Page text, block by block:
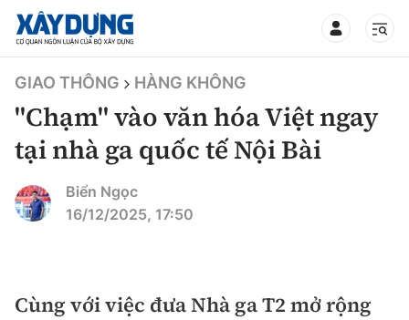
TIN BỘ XÂY DỰNG
CHUYÊN MỤC
Thời sự
GIAO THÔNG HÀNG KHÔNG
"Chạm" vào văn hóa Việt ngay
tại nhà ga quốc tế Nội Bài
Biển Ngọc
16/12/2025, 17:50
Cùng với việc đưa Nhà ga T2 mở rộng